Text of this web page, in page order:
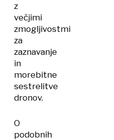
z
večjimi
zmogljivostmi
za
zaznavanje
in
morebitne
sestrelitve
dronov.
O
podobnih